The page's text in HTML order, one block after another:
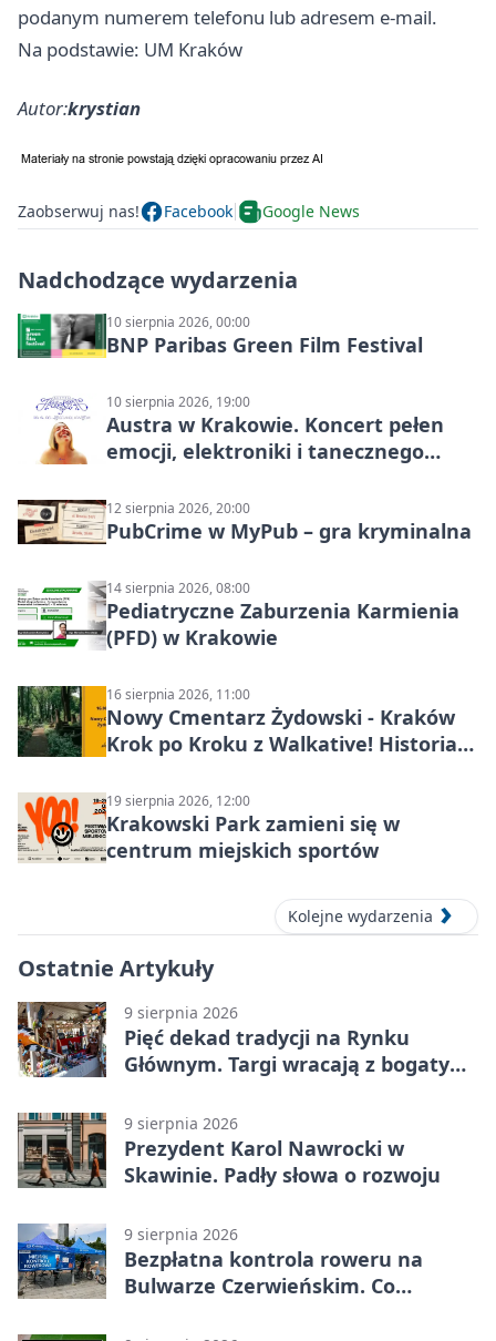
podanym numerem telefonu lub adresem e‑mail.
Na podstawie: UM Kraków
Autor:krystian
Zaobserwuj nas! Facebook Google News
Nadchodzące wydarzenia
10 sierpnia 2026, 00:00
BNP Paribas Green Film Festival
10 sierpnia 2026, 19:00
Austra w Krakowie. Koncert pełen
emocji, elektroniki i tanecznego
12 sierpnia 2026, 20:00
PubCrime w MyPub – gra kryminalna
14 sierpnia 2026, 08:00
Pediatryczne Zaburzenia Karmienia
(PFD) w Krakowie
16 sierpnia 2026, 11:00
Nowy Cmentarz Żydowski - Kraków
Krok po Kroku z Walkative! Historia
19 sierpnia 2026, 12:00
Krakowski Park zamieni się w
centrum miejskich sportów
Kolejne wydarzenia
Ostatnie Artykuły
9 sierpnia 2026
Pięć dekad tradycji na Rynku
Głównym. Targi wracają z bogatym
9 sierpnia 2026
Prezydent Karol Nawrocki w
Skawinie. Padły słowa o rozwoju
9 sierpnia 2026
Bezpłatna kontrola roweru na
Bulwarze Czerwieńskim. Co